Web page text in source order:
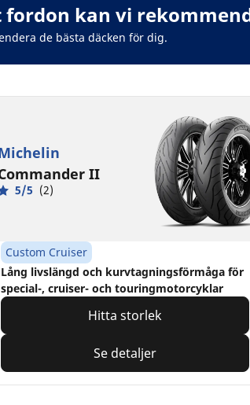
kan vi
de bästa däcken för dig.
II
5/5 (2)
Custom Cruiser
Lång livslängd och kurvtagningsförmåga för
special-, cruiser- och touringmotorcyklar
Hitta storlek
Se detaljer